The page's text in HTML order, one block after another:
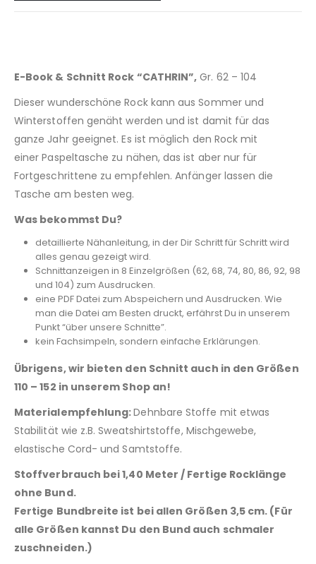
E-Book & Schnitt Rock “CATHRIN”, Gr. 62 – 104
Dieser wunderschöne Rock kann aus Sommer und
Winterstoffen genäht werden und ist damit für das
ganze Jahr geeignet. Es ist möglich den Rock mit
einer Paspeltasche zu nähen, das ist aber nur für
Fortgeschrittene zu empfehlen. Anfänger lassen die
Tasche am besten weg.
Was bekommst Du?
detaillierte Nähanleitung, in der Dir Schritt für Schritt wird
alles genau gezeigt wird.
Schnittanzeigen in 8 Einzelgrößen (62, 68, 74, 80, 86, 92, 98
und 104) zum Ausdrucken.
eine PDF Datei zum Abspeichern und Ausdrucken. Wie
man die Datei am Besten druckt, erfährst Du in unserem
Punkt “über unsere Schnitte”.
kein Fachsimpeln, sondern einfache Erklärungen.
Übrigens, wir bieten den Schnitt auch in den Größen
110 – 152 in unserem Shop an!
Materialempfehlung:Dehnbare Stoffe mit etwas
Stabilität wie z.B. Sweatshirtstoffe, Mischgewebe,
elastische Cord- und Samtstoffe.
Stoffverbrauch bei 1,40 Meter / Fertige Rocklänge
ohne Bund.
Fertige Bundbreite ist bei allen Größen 3,5 cm. (Für
alle Größen kannst Du den Bund auch schmaler
zuschneiden.)